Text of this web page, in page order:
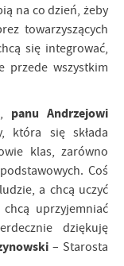
na co dzień, żeby
towarzyszących
się integrować,
przede wszystkim
panu Andrzejowi
która się składa
klas, zarówno
Coś
a chcą uczyć
uprzyjemniać
dziękuję
– Starosta